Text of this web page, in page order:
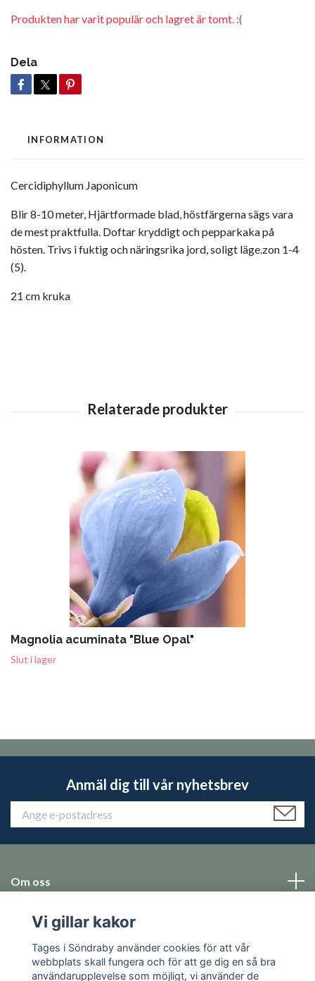
Produkten har varit populär och lagret är tomt. :(
Dela
INFORMATION
Cercidiphyllum Japonicum
Blir 8-10 meter, Hjärtformade blad, höstfärgerna sägs vara
de mest praktfulla. Doftar kryddigt och pepparkaka på
hösten. Trivs i fuktig och näringsrika jord, soligt läge.zon 1-4
(5).
21 cm kruka
Magnolia acuminata "Blue Opal"
Slut i lager
Anmäl dig till vår nyhetsbrev
Om oss
Emballage
Sociala medier
Vi gillar kakor
Tages i Söndraby använder cookies för att vår
webbplats skall fungera och för att ge dig en så bra
användarupplevelse som möjligt, vi använder de